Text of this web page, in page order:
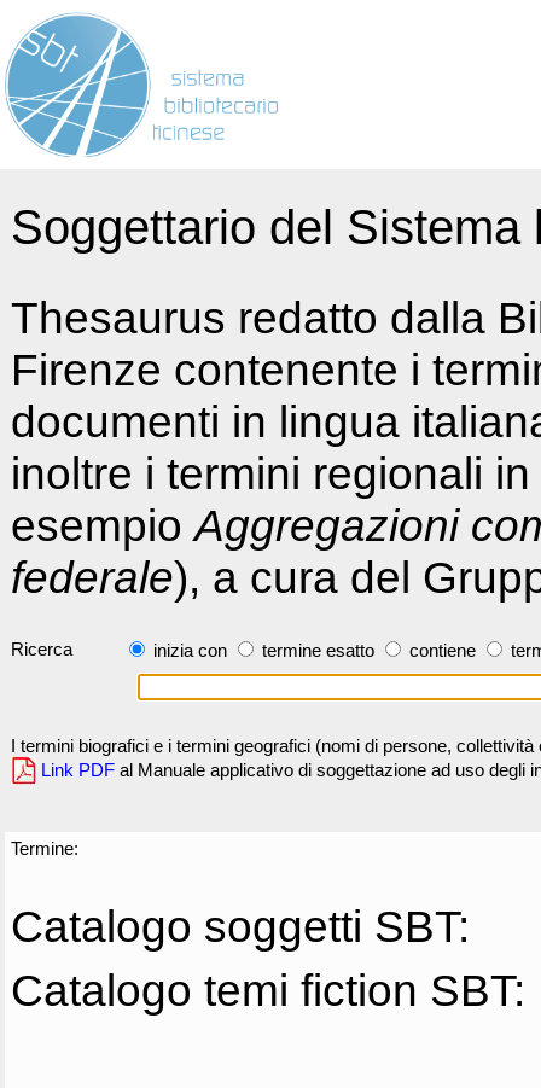
Soggettario del
Thesaurus redatto dalla
Firenze contenente i
documenti in lingua
inoltre i termini regionali
esempioAggregazioni
federale), a cura del
Ricerca inizia con termine esatto contiene
I termini biografici e i termini geografici (nomi di persone,
Link PDF al Manuale applicativo di soggettazione ad uso degli
Termine:
Catalogo soggetti SBT:
Catalogo temi fiction SBT: